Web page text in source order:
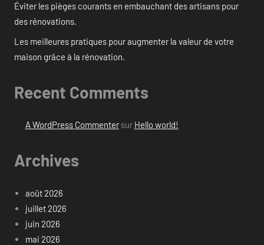
Éviter les pièges courants en embauchant des artisans pour
des rénovations.
Les meilleures pratiques pour augmenter la valeur de votre
maison grâce à la rénovation.
Recent Comments
A WordPress Commentersur Hello world!
Archives
août 2026
juillet 2026
juin 2026
mai 2026